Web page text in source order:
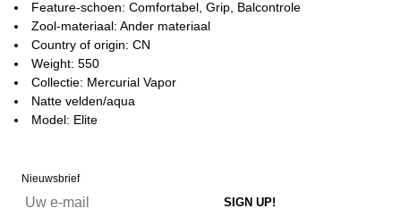
Feature-schoen: Comfortabel, Grip, Balcontrole
Zool-materiaal: Ander materiaal
Country of origin: CN
Weight: 550
Collectie: Mercurial Vapor
Natte velden/aqua
Model: Elite
Nieuwsbrief